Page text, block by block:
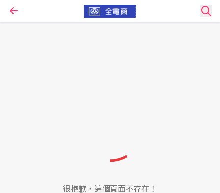
很抱歉，這個頁面不存在！